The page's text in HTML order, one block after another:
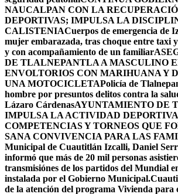
NAUCALPAN CON LA
DEPORTIVAS; IMPULSA LA
CALISTENIACuerpos de emergencia de
mujer embarazada, tras choque entre taxi
y con acompañamiento de un familiar
DE TLALNEPANTLA A MASCULINO
ENVOLTORIOS CON MARIHUANA Y
UNA MOTOCICLETAPolicía de
hombre por presuntos delitos contra la
Lázaro CárdenasAYUNTAMIENTO DE
IMPULSA LA ACTIVIDAD
COMPETENCIAS Y TORNEOS QUE
SANA CONVIVENCIA PARA LAS
Municipal de Cuautitlán Izcalli, Daniel
informó que más de 20 mil personas
transmisiónes de los partidos del Mundial
instalada por el Gobierno Municipal.
de la atención del programa Vivienda para